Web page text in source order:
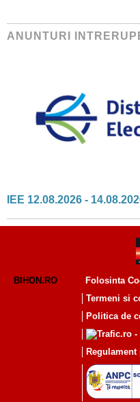
ANUNTURI
IEE 12.08.2026 -
BIHON.RO
Folosinta
Termeni si
Politica de
Regulament